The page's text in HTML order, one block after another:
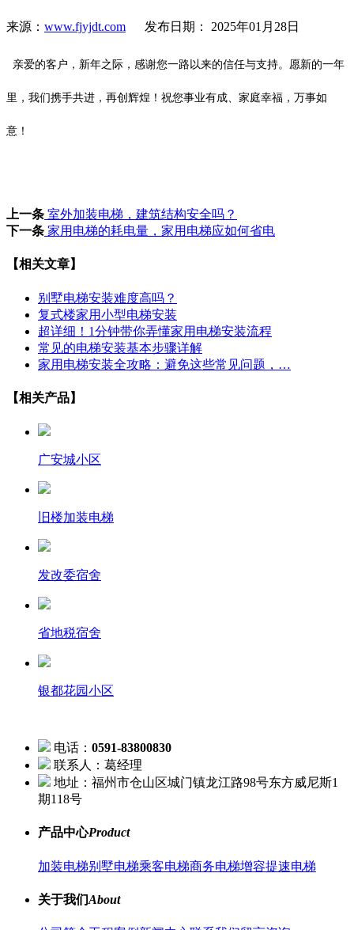
来源： www.fjyjdt.com 发布日期： 2025年01月28日
亲爱的客户，新年之际，感谢您一路以来的信任与支持。愿新的一年
里，我们携手共进，再创辉煌！祝您事业有成、家庭幸福，万事如
意！
上一条 室外加装电梯，建筑结构安全吗？
下一条 家用电梯的耗电量，家用电梯应如何省电
【相关文章】
别墅电梯安装难度高吗？
复式楼家用小型电梯安装
超详细！1分钟带你弄懂家用电梯安装流程
常见的电梯安装基本步骤详解
家用电梯安装全攻略：避免这些常见问题，…
【相关产品】
广安城小区
旧楼加装电梯
发改委宿舍
省地税宿舍
银都花园小区
电话： 0591-83800830
联系人：葛经理
地址：福州市仓山区城门镇龙江路98号东方威尼斯1
期118号
产品中心Product
加装电梯别墅电梯乘客电梯商务电梯增容提速电梯
关于我们About